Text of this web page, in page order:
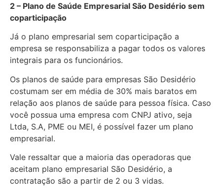
2 – Plano de Saúde Empresarial São Desidério sem
coparticipação
Já o plano empresarial sem coparticipação a
empresa se responsabiliza a pagar todos os valores
integrais para os funcionários.
Os planos de saúde para empresas São Desidério
costumam ser em média de 30% mais baratos em
relação aos planos de saúde para pessoa física. Caso
você possua uma empresa com CNPJ ativo, seja
Ltda, S.A, PME ou MEI, é possível fazer um plano
empresarial.
Vale ressaltar que a maioria das operadoras que
aceitam plano empresarial São Desidério, a
contratação são a partir de 2 ou 3 vidas.